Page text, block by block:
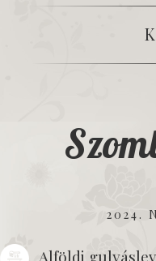
2024.
Alföldi